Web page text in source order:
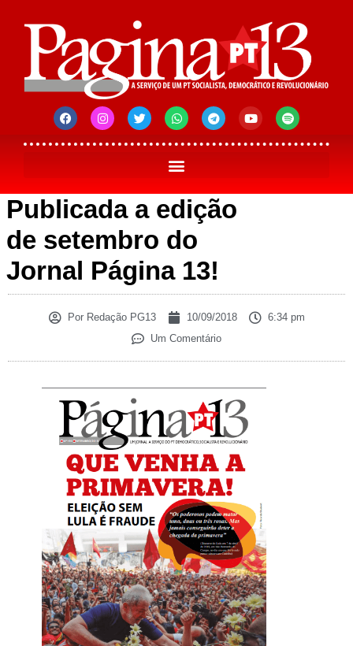
Publicada a edição
de setembro do
Jornal Página 13!
PorRedação PG13 10/09/2018
6:34 pm
Um Comentário